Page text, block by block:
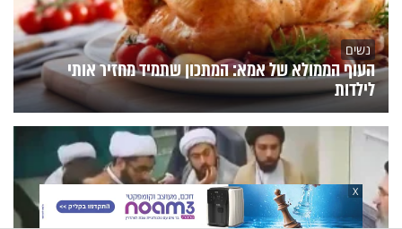
נשים
העוף הממולא של אמא: המתכון שתמיד מחזיר אותי
לילדות
X